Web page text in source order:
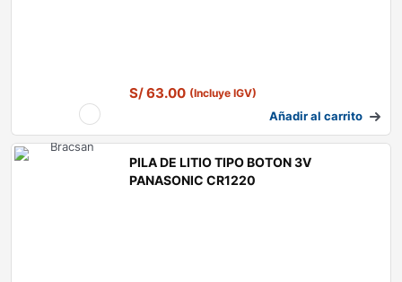
S/63.00 (Incluye IGV)
Añadir al carrito
PILA DE LITIO TIPO BOTON 3V
PANASONIC CR1220